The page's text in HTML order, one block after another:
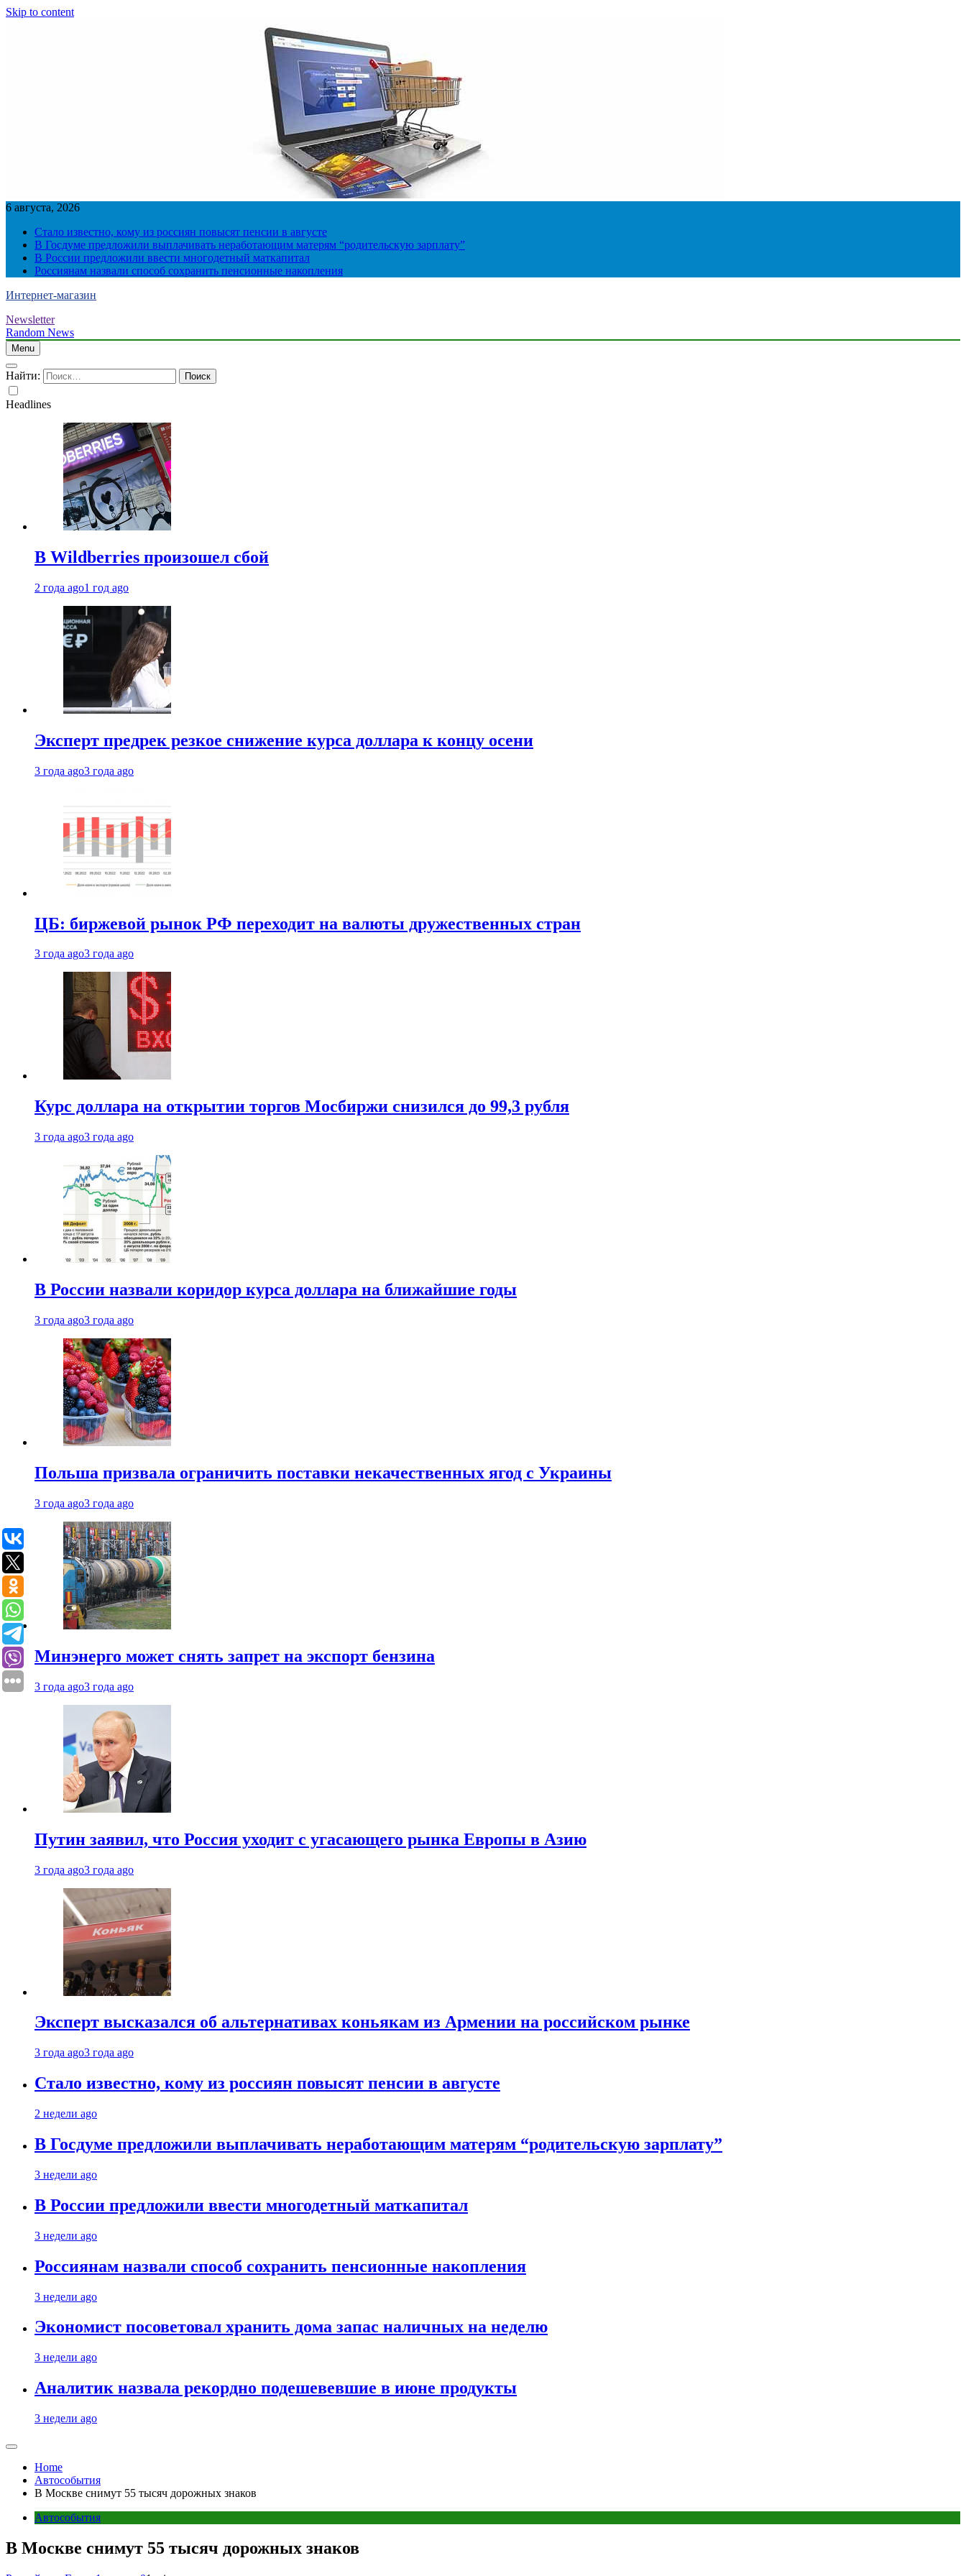
Skip to content
6 августа, 2026
Стало известно, кому из россиян повысят пенсии в августе
В Госдуме предложили выплачивать неработающим матерям “родительскую зарплату”
В России предложили ввести многодетный маткапитал
Россиянам назвали способ сохранить пенсионные накопления
Интернет-магазин
Newsletter
Random News
Menu
Найти:
Headlines
В Wildberries произошел сбой
2 года ago1 год ago
Эксперт предрек резкое снижение курса доллара к концу осени
3 года ago3 года ago
ЦБ: биржевой рынок РФ переходит на валюты дружественных стран
3 года ago3 года ago
Курс доллара на открытии торгов Мосбиржи снизился до 99,3 рубля
3 года ago3 года ago
В России назвали коридор курса доллара на ближайшие годы
3 года ago3 года ago
Польша призвала ограничить поставки некачественных ягод с Украины
3 года ago3 года ago
Минэнерго может снять запрет на экспорт бензина
3 года ago3 года ago
Путин заявил, что Россия уходит с угасающего рынка Европы в Азию
3 года ago3 года ago
Эксперт высказался об альтернативах коньякам из Армении на российском рынке
3 года ago3 года ago
Стало известно, кому из россиян повысят пенсии в августе
2 недели ago
В Госдуме предложили выплачивать неработающим матерям “родительскую зарплату”
3 недели ago
В России предложили ввести многодетный маткапитал
3 недели ago
Россиянам назвали способ сохранить пенсионные накопления
3 недели ago
Экономист посоветовал хранить дома запас наличных на неделю
3 недели ago
Аналитик назвала рекордно подешевевшие в июне продукты
3 недели ago
Home
Автособытия
В Москве снимут 55 тысяч дорожных знаков
Автособытия
В Москве снимут 55 тысяч дорожных знаков